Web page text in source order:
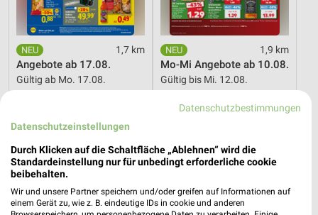
1,7 km
Angebote ab 17.08.
Gültig ab Mo. 17.08.
1,9 km
Mo-Mi Angebote ab 10.08.
Gültig bis Mi. 12.08.
XXXLutz
Datenschutzbestimmungen
Datenschutzeinstellungen
Durch Klicken auf die Schaltfläche „Ablehnen“ wird die
Standardeinstellung nur für unbedingt erforderliche cookie
beibehalten.
Wir und unsere Partner speichern und/oder greifen auf Informationen auf
einem Gerät zu, wie z. B. eindeutige IDs in cookie und anderen